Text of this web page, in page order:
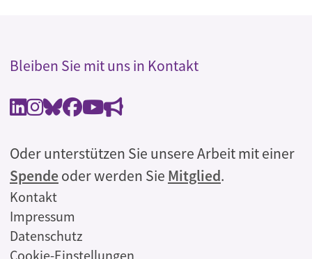
Bleiben Sie mit uns in Kontakt
Oder unterstützen Sie unsere Arbeit mit einer
Spendeoder werden Sie Mitglied.
Rechtliches
Kontakt
Impressum
Datenschutz
Cookie-Einstellungen